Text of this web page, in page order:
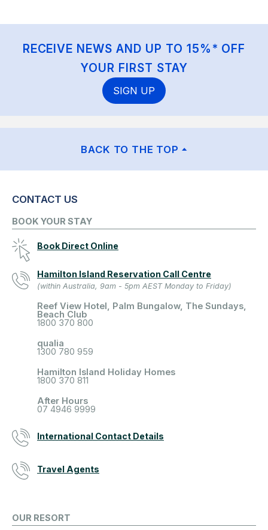
RECEIVE NEWS AND UP TO 15%* OFF
YOUR FIRST STAY
SIGN UP
BACK TO THE TOP
CONTACT US
BOOK YOUR STAY
Book Direct Online
Hamilton Island Reservation Call Centre
(within Australia, 9am - 5pm AEST Monday to Friday)
Reef View Hotel, Palm Bungalow, The Sundays,
Beach Club
1800 370 800
qualia
1300 780 959
Hamilton Island Holiday Homes
1800 370 811
After Hours
07 4946 9999
International Contact Details
Travel Agents
OUR RESORT